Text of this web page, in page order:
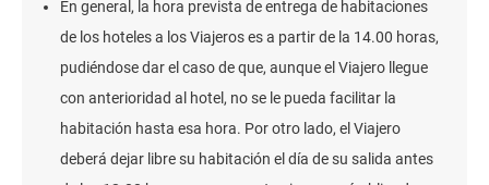
En general, la hora prevista de entrega de habitaciones
de los hoteles a los Viajeros es a partir de la 14.00 horas,
pudiéndose dar el caso de que, aunque el Viajero llegue
con anterioridad al hotel, no se le pueda facilitar la
habitación hasta esa hora. Por otro lado, el Viajero
deberá dejar libre su habitación el día de su salida antes